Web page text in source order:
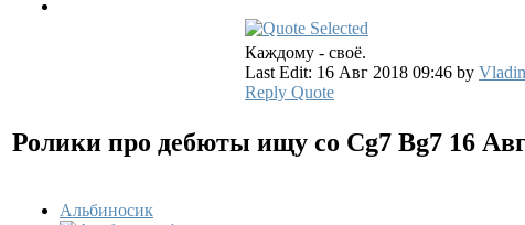
Каждому - своё.
Last Edit: 16 Авг 2018 09:46 by
Reply Quote
Ролики про дебюты ищу со Cg7 Bg7 16
Альбиносик